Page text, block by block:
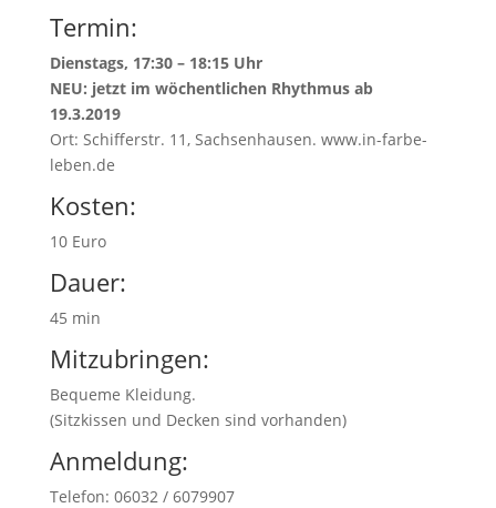
Termin:
Dienstags, 17:30 – 18:15 Uhr
NEU: jetzt im wöchentlichen Rhythmus ab
19.3.2019
Ort: Schifferstr. 11, Sachsenhausen. www.in-farbe-
leben.de
Kosten:
10 Euro
Dauer:
45 min
Mitzubringen:
Bequeme Kleidung.
(Sitzkissen und Decken sind vorhanden)
Anmeldung:
Telefon: 06032 / 6079907